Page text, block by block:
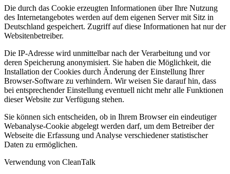
Die durch das Cookie erzeugten Informationen über Ihre Nutzung
des Internetangebotes werden auf dem eigenen Server mit Sitz in
Deutschland gespeichert. Zugriff auf diese Informationen hat nur der
Websitenbetreiber.
Die IP-Adresse wird unmittelbar nach der Verarbeitung und vor
deren Speicherung anonymisiert. Sie haben die Möglichkeit, die
Installation der Cookies durch Änderung der Einstellung Ihrer
Browser-Software zu verhindern. Wir weisen Sie darauf hin, dass
bei entsprechender Einstellung eventuell nicht mehr alle Funktionen
dieser Website zur Verfügung stehen.
Sie können sich entscheiden, ob in Ihrem Browser ein eindeutiger
Webanalyse-Cookie abgelegt werden darf, um dem Betreiber der
Webseite die Erfassung und Analyse verschiedener statistischer
Daten zu ermöglichen.
Verwendung von CleanTalk